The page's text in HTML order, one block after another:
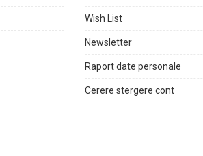
Wish List
Newsletter
Raport date personale
Cerere stergere cont